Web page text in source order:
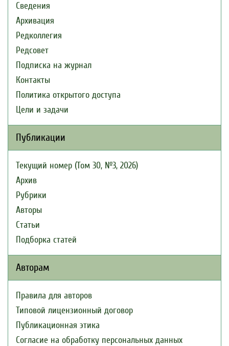
Сведения
Архивация
Редколлегия
Редсовет
Подписка на журнал
Контакты
Политика открытого доступа
Цели и задачи
Публикации
Текущий номер (Том 30, №3, 2026)
Архив
Рубрики
Авторы
Статьи
Подборка статей
Авторам
Правила для авторов
Типовой лицензионный договор
Публикационная этика
Согласие на обработку персональных данных